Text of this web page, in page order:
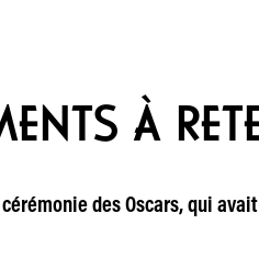
À
des Oscars, qui